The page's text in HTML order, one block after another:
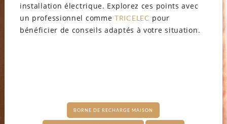
installation électrique. Explorez ces points avec
un professionnel commeTRICELEC pour
bénéficier de conseils adaptés à votre situation.
BORNE DE RECHARGE MAISON